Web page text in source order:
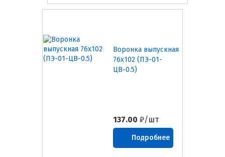
Воронка выпускная
76х102 (ПЭ-01-
ЦВ-0.5)
137.00 ₽/шт
Подробнее